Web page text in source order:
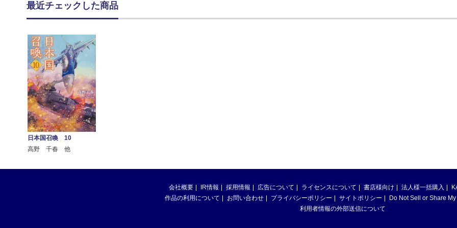
最近チェックした商品
日本国召喚 10
高野 千春 他
会社概要 IR情報 採用情報 広告について ライセンスについて 書店様向け 法人様一括購入
作品の利用について
お問い合わせ プライバシーポリシー サイトポリシー
Do Not Sell or Share
利用者情報の外部送信について